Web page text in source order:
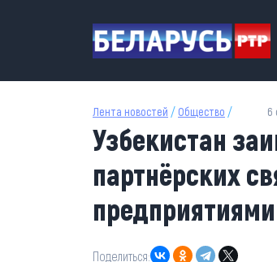
Лента новостей / Общество / 6
Узбекистан
партнёрских
предприятиями
Поделиться: